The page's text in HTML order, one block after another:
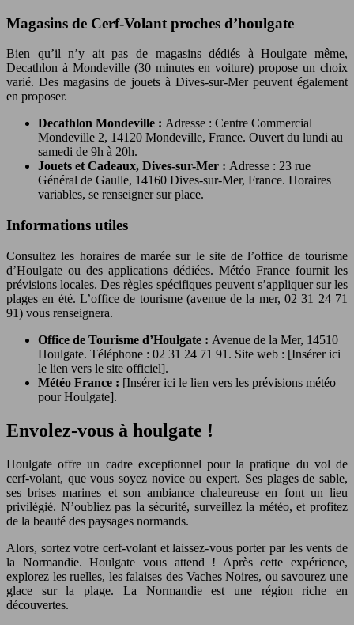
Magasins de Cerf-Volant proches d’houlgate
Bien qu’il n’y ait pas de magasins dédiés à Houlgate même,
Decathlon à Mondeville (30 minutes en voiture) propose un choix
varié. Des magasins de jouets à Dives-sur-Mer peuvent également
en proposer.
Decathlon Mondeville : Adresse : Centre Commercial
Mondeville 2, 14120 Mondeville, France. Ouvert du lundi au
samedi de 9h à 20h.
Jouets et Cadeaux, Dives-sur-Mer : Adresse : 23 rue
Général de Gaulle, 14160 Dives-sur-Mer, France. Horaires
variables, se renseigner sur place.
Informations utiles
Consultez les horaires de marée sur le site de l’office de tourisme
d’Houlgate ou des applications dédiées. Météo France fournit les
prévisions locales. Des règles spécifiques peuvent s’appliquer sur les
plages en été. L’office de tourisme (avenue de la mer, 02 31 24 71
91) vous renseignera.
Office de Tourisme d’Houlgate : Avenue de la Mer, 14510
Houlgate. Téléphone : 02 31 24 71 91. Site web : [Insérer ici
le lien vers le site officiel].
Météo France : [Insérer ici le lien vers les prévisions météo
pour Houlgate].
Envolez-vous à houlgate !
Houlgate offre un cadre exceptionnel pour la pratique du vol de
cerf-volant, que vous soyez novice ou expert. Ses plages de sable,
ses brises marines et son ambiance chaleureuse en font un lieu
privilégié. N’oubliez pas la sécurité, surveillez la météo, et profitez
de la beauté des paysages normands.
Alors, sortez votre cerf-volant et laissez-vous porter par les vents de
la Normandie. Houlgate vous attend ! Après cette expérience,
explorez les ruelles, les falaises des Vaches Noires, ou savourez une
glace sur la plage. La Normandie est une région riche en
découvertes.